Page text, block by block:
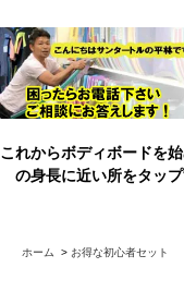
これからボディボードを
の身長に近い所をタッ
ホーム > お得な初心者セット